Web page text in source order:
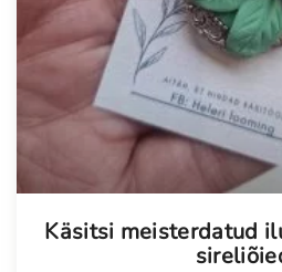
Käsitsi meisterdatud